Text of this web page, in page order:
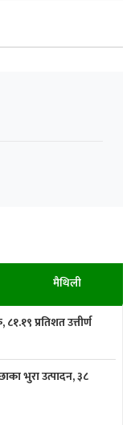
मैथिली
प्रतिशत उत्तीर्ण
भुरा उत्पादन, ३८